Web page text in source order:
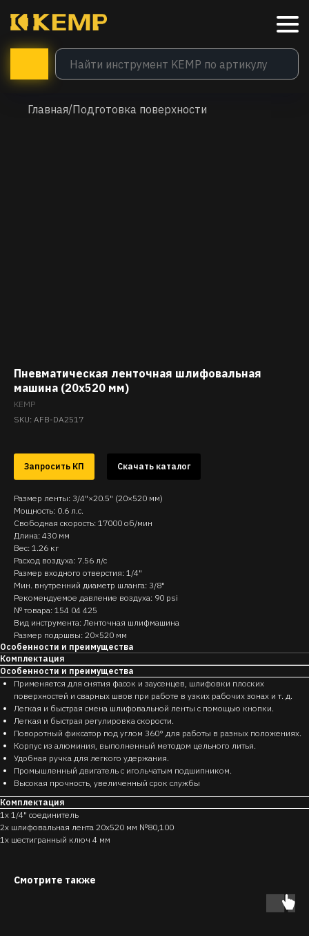
Главная/Подготовка поверхности
Пневматическая ленточная шлифовальная
машина (20x520 мм)
KEMP
SKU: AFB-DA2517
Запросить КП Скачать каталог
Размер ленты: 3/4"×20.5" (20×520 мм)
Мощность: 0.6 л.с.
Свободная скорость: 17000 об/мин
Длина: 430 мм
Вес: 1.26 кг
Расход воздуха: 7.56 л/с
Размер входного отверстия: 1/4"
Мин. внутренний диаметр шланга: 3/8"
Рекомендуемое давление воздуха: 90 psi
№ товара: 154 04 425
Вид инструмента: Ленточная шлифмашина
Размер подошвы: 20×520 мм
Особенности и преимущества
Комплектация
Особенности и преимущества
Применяется для снятия фасок и заусенцев, шлифовки плоских
поверхностей и сварных швов при работе в узких рабочих зонах и т. д.
Легкая и быстрая смена шлифовальной ленты с помощью кнопки.
Легкая и быстрая регулировка скорости.
Поворотный фиксатор под углом 360° для работы в разных положениях.
Корпус из алюминия, выполненный методом цельного литья.
Удобная ручка для легкого удержания.
Промышленный двигатель с игольчатым подшипником.
Высокая прочность, увеличенный срок службы
Комплектация
1x 1/4" соединитель
2x шлифовальная лента 20x520 мм №80,100
1x шестигранный ключ 4 мм
Смотрите также